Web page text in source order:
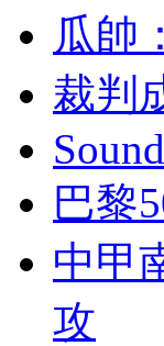
瓜帥
裁判
巴黎
中甲
攻